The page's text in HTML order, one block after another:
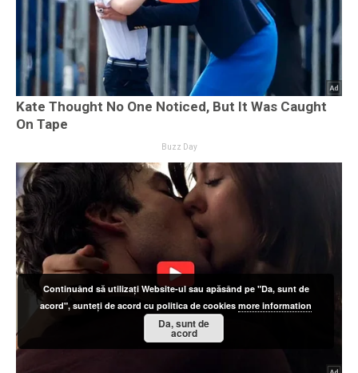
Continuând să utilizați Website-ul sau apăsând pe "Da, sunt de
acord", sunteți de acord cu politica de cookiesmore information
Da, sunt de
acord